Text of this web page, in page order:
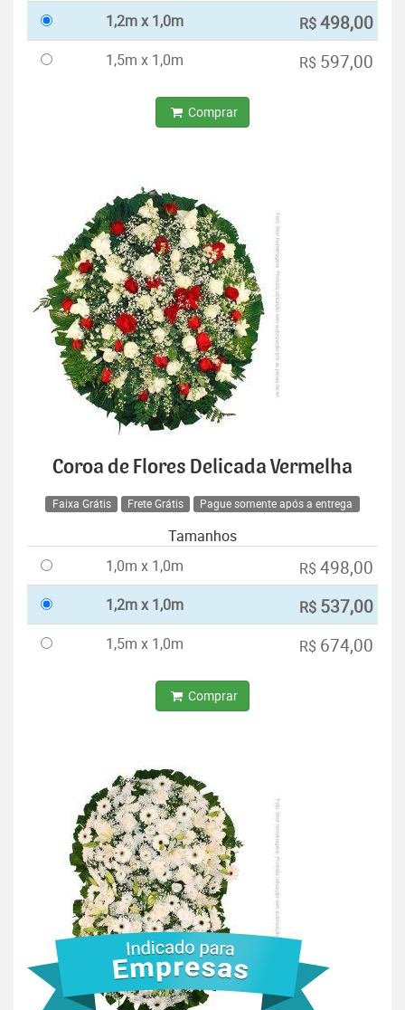
1,2m x 1,0m R$498,00
1,5m x 1,0m R$ 597,00
Comprar
Coroa de Flores Delicada Vermelha
Faixa Grátis Frete Grátis Pague somente após a entrega
Tamanhos
1,0m x 1,0m
R$ 498,00
1,2m x 1,0m R$ 537,00
1,5m x 1,0m R$ 674,00
Comprar